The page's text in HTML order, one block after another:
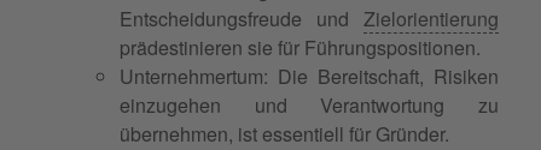
Entscheidungsfreude und Zielorientierung
prädestinieren sie für Führungspositionen.
Unternehmertum: Die Bereitschaft, Risiken
einzugehen und Verantwortung zu
übernehmen, ist essentiell für Gründer.